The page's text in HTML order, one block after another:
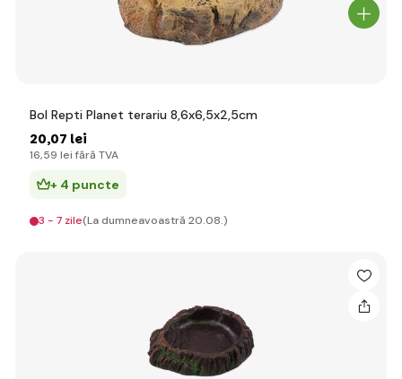
Bol Repti Planet terariu 8,6x6,5x2,5cm
20,07 lei
16,59 lei fără TVA
+ 4 puncte
3 - 7 zile(La dumneavoastră 20.08.)